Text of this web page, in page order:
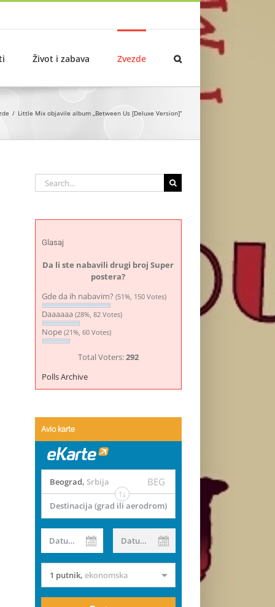
Život i zabava Zvezde
Little Mix objavile album „Between Us [Deluxe Version]“
Search
for:
Glasaj
Da li ste nabavili drugi broj Super
postera?
Gde da ih nabavim? (51%, 150 Votes)
Daaaaaa (28%, 82 Votes)
Nope (21%, 60 Votes)
Total Voters:292
Polls Archive
Avio karte
Beograd, Srbija BEG
Destinacija (grad ili aerodrom)
Datum od Datum do
1 putnik, ekonomska